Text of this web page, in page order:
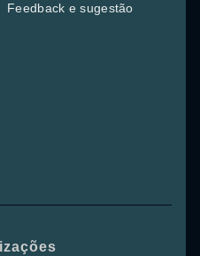
Feedback e sugestão